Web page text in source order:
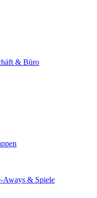
& Büro
Aways & Spiele